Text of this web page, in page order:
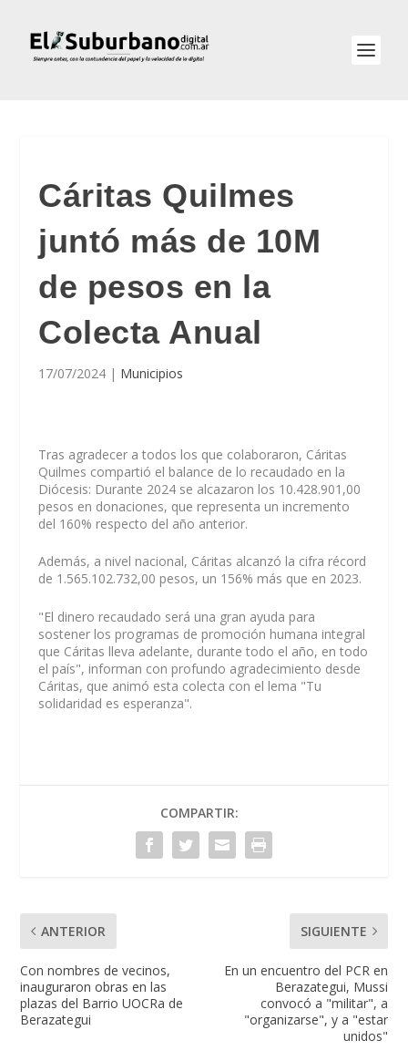
Cáritas Quilmes
juntó más de 10M
de pesos en la
Colecta Anual
17/07/2024 | Municipios
Tras agradecer a todos los que colaboraron, Cáritas
Quilmes compartió el balance de lo recaudado en la
Diócesis: Durante 2024 se alcazaron los 10.428.901,00
pesos en donaciones, que representa un incremento
del 160% respecto del año anterior.
Además, a nivel nacional, Cáritas alcanzó la cifra récord
de 1.565.102.732,00 pesos, un 156% más que en 2023.
"El dinero recaudado será una gran ayuda para
sostener los programas de promoción humana integral
que Cáritas lleva adelante, durante todo el año, en todo
el país", informan con profundo agradecimiento desde
Cáritas, que animó esta colecta con el lema "Tu
solidaridad es esperanza".
COMPARTIR:
ANTERIOR
Con nombres de vecinos,
inauguraron obras en las
plazas del Barrio UOCRa de
Berazategui
SIGUIENTE
En un encuentro del PCR en
Berazategui, Mussi
convocó a "militar", a
"organizarse", y a "estar
unidos"